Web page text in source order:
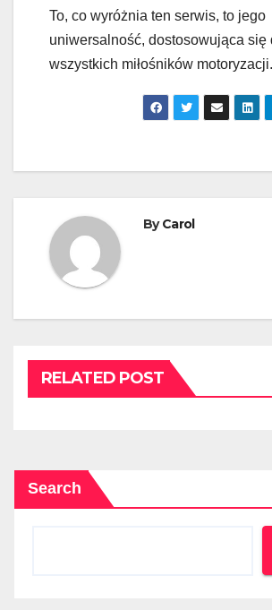
To, co wyróżnia ten serwis, to jego
uniwersalność, dostosowująca się
wszystkich miłośników motoryzacji.
ByCarol
RELATED POST
Search